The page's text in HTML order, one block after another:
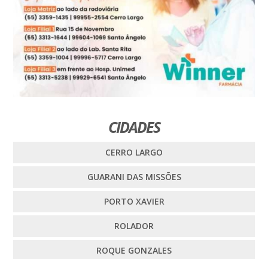
CIDADES
CERRO LARGO
GUARANI DAS MISSÕES
PORTO XAVIER
ROLADOR
ROQUE GONZALES